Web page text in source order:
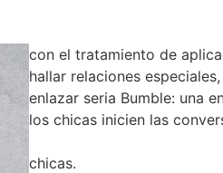
con el tratamiento de
hallar relaciones
enlazar seria Bumble: una
los chicas inicien las
chicas.